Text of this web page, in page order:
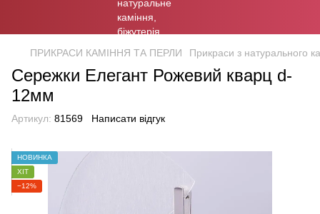
ПРИКРАСИ КАМІННЯ ТА ПЕРЛИ Прикраси з натурального
Сережки Елегант Рожевий кварц d-
12мм
Артикул: 81569 Написати відгук
НОВИНКА
ХІТ
−12%